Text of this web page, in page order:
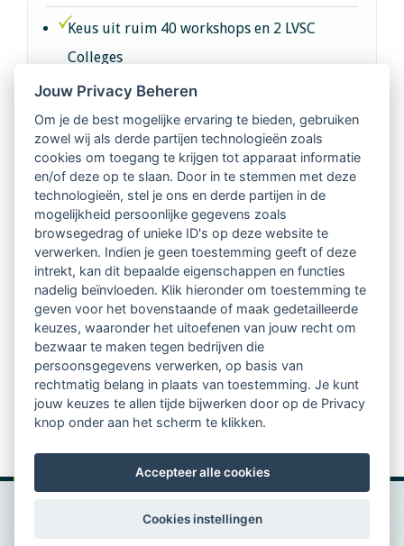
Keus uit ruim 40 workshops en 2 LVSC
Colleges
Intervisie met geregistreerde vakgenoten
Netwerk van 2100 professionals in 14
regio's
Vindbaar voor opdrachtgevers
Tijdschrift voor
Begeleidingskunde & kennisbank
Beroepsregistratie (LVSC keurmerk)
Lid worden van LVSC
Jouw Privacy Beheren
Om je de best mogelijke ervaring te bieden, gebruiken
zowel wij als derde partijen technologieën zoals
cookies om toegang te krijgen tot apparaat informatie
en/of deze op te slaan. Door in te stemmen met deze
technologieën, stel je ons en derde partijen in de
mogelijkheid persoonlijke gegevens zoals
browsegedrag of unieke ID's op deze website te
verwerken. Indien je geen toestemming geeft of deze
intrekt, kan dit bepaalde eigenschappen en functies
nadelig beïnvloeden. Klik hieronder om toestemming te
geven voor het bovenstaande of maak gedetailleerde
keuzes, waaronder het uitoefenen van jouw recht om
bezwaar te maken tegen bedrijven die
persoonsgegevens verwerken, op basis van
rechtmatig belang in plaats van toestemming. Je kunt
jouw keuzes te allen tijde bijwerken door op de Privacy
knop onder aan het scherm te klikken.
Accepteer alle cookies
Cookies instellingen